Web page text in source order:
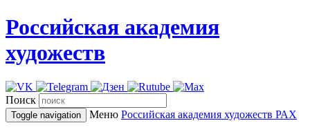
Российская академия
художеств
Поиск
Toggle navigation Меню Российская академия художеств РАХ